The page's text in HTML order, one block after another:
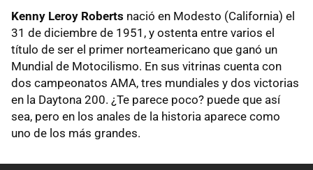
Kenny Leroy Roberts nació en Modesto (California) el
31 de diciembre de 1951, y ostenta entre varios el
título de ser el primer norteamericano que ganó un
Mundial de Motocilismo. En sus vitrinas cuenta con
dos campeonatos AMA, tres mundiales y dos victorias
en la Daytona 200. ¿Te parece poco? puede que así
sea, pero en los anales de la historia aparece como
uno de los más grandes.